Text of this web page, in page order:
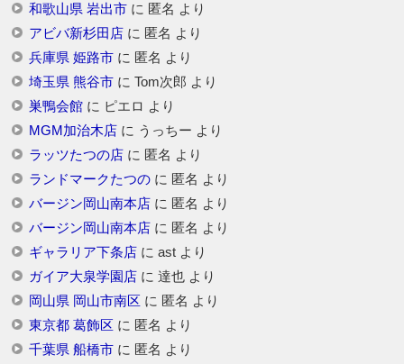
和歌山県 岩出市に 匿名 より
アビバ新杉田店に 匿名 より
兵庫県 姫路市に 匿名 より
埼玉県 熊谷市に Tom次郎 より
巣鴨会館に ピエロ より
MGM加治木店に うっちー より
ラッツたつの店に 匿名 より
ランドマークたつのに 匿名 より
バージン岡山南本店に 匿名 より
バージン岡山南本店に 匿名 より
ギャラリア下条店に astより
ガイア大泉学園店に 達也より
岡山県 岡山市南区 に 匿名 より
東京都 葛飾区 に 匿名 より
千葉県 船橋市に 匿名 より